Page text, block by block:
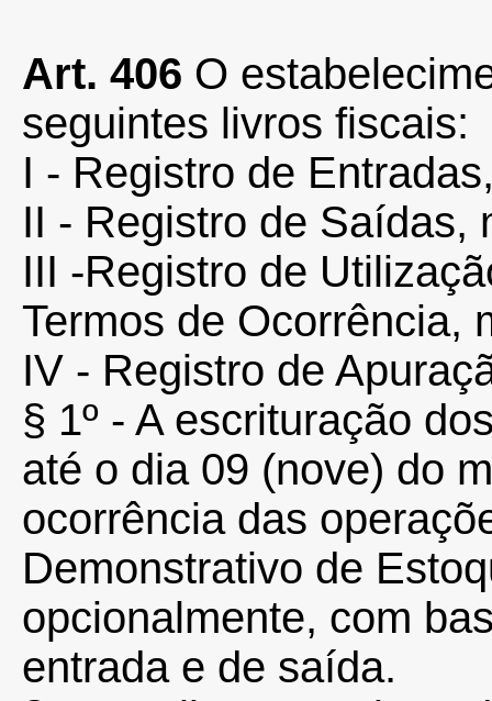
Art. 406 O
seguintes livros fiscais:
I - Registro de
II - Registro de Saídas,
III -Registro de
Termos de Ocorrência,
IV - Registro de
§ 1º - A escrituração
até o dia 09 (nove) do
ocorrência das
Demonstrativo de
opcionalmente, com
entrada e de saída.